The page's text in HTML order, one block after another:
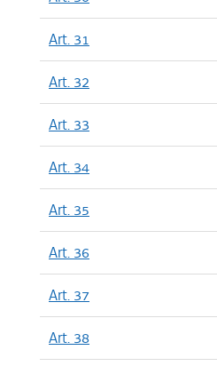
Art. 31
Art. 32
Art. 33
Art. 34
Art. 35
Art. 36
Art. 37
Art. 38